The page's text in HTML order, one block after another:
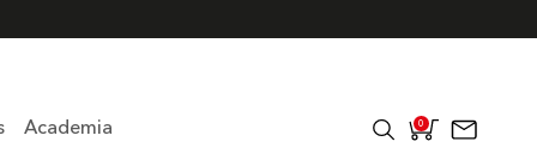
Academia 0